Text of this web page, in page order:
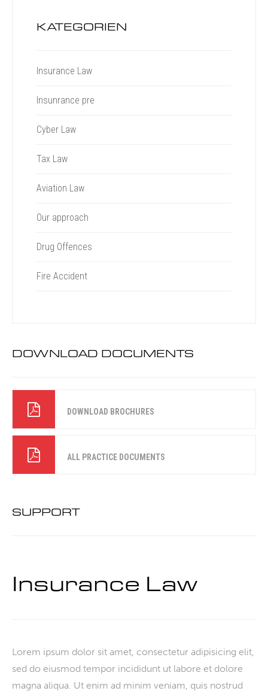
KATEGORIEN
Insurance Law
Insunrance pre
Cyber Law
Tax Law
Aviation Law
Our approach
Drug Offences
Fire Accident
DOWNLOAD DOCUMENTS
DOWNLOAD BROCHURES
ALL PRACTICE DOCUMENTS
SUPPORT
Insurance Law
Lorem ipsum dolor sit amet, consectetur adipisicing elit,
sed do eiusmod tempor incididunt ut labore et dolore
magna aliqua. Ut enim ad minim veniam, quis nostrud